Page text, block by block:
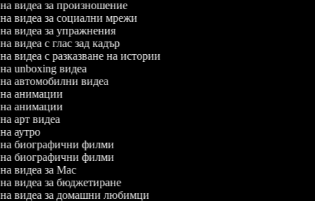
на видеа за произношение
на видеа за социални мрежи
на видеа за упражнения
на видеа с глас зад кадър
на видеа с разказване на истории
на unboxing видеа
на автомобилни видеа
на анимации
на анимации
на арт видеа
аутро
на биографични филми
на биографични филми
на видеа за Mac
на видеа за бюджетиране
на видеа за домашни любимци